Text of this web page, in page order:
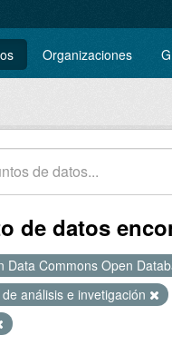
Organizaciones
de datos
Data Commons Open
análisis e invetigación